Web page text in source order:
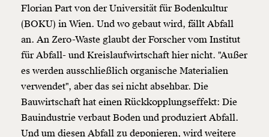
Florian Part von der Universität für Bodenkultur
(BOKU) in Wien. Und wo gebaut wird, fällt Abfall
an. An Zero-Waste glaubt der Forscher vom Institut
für Abfall- und Kreislaufwirtschaft hier nicht. "Außer
es werden ausschließlich organische Materialien
verwendet", aber das sei nicht absehbar. Die
Bauwirtschaft hat einen Rückkopplungseffekt: Die
Bauindustrie verbaut Boden und produziert Abfall.
Und um diesen Abfall zu deponieren, wird weitere